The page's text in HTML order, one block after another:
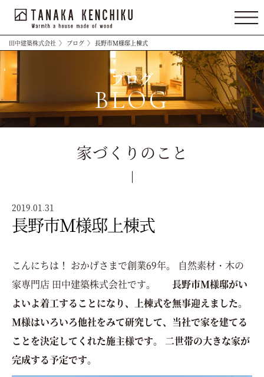
田中建築株式会社 〉 ブログ 〉 長野市Ｍ様邸上棟式
ブログ
BLOG
家づくりのこと
2019.01.31
長野市Ｍ様邸上棟式
こんにちは！ おかげさまで創業69年。 自然素材・木の
家専門店 田中建築株式会社です。 長野市Ｍ様邸がい
よいよ着工することになり、上棟式を無事迎えました。
Ｍ様はいろいろ他社をみて研究して、当社で家を建てる
ことを決定してくれた施主様です。
二世帯の大きな家が
完成する予定です。